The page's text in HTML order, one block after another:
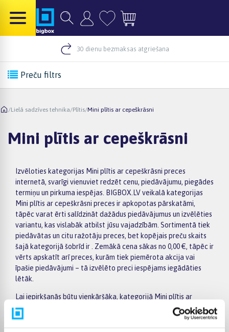
30 dienu bezmaksas atgriešana
Preču filtrs
/Lielā sadzīves tehnika/Plītis/Mini plītis ar cepeškrāsni
Mini plītis ar cepeškrāsni
Izvēloties kategorijas Mini plītis ar cepeškrāsni preces
internetā, svarīgi vienuviet redzēt cenu, piedāvājumu, piegādes
termiņu un pirkuma iespējas. BIGBOX.LV veikalā kategorijas
Mini plītis ar cepeškrāsni preces ir apkopotas pārskatāmi,
tāpēc varat ērti salīdzināt dažādus piedāvājumus un izvēlēties
variantu, kas vislabāk atbilst jūsu vajadzībām. Sortimentā tiek
piedāvātas un citu ražotāju preces, bet kopējais preču skaits
šajā kategorijā šobrīd ir . Zemākā cena sākas no 0,00 €, tāpēc ir
vērts apskatīt arī preces, kurām tiek piemērota akcija vai
īpašie piedāvājumi – tā izvēlēto preci iespējams iegādāties
lētāk.
Lai iepirkšanās būtu vienkāršāka, kategorijā Mini plītis ar
cepeškrāsni varat izmantot filtrus un ātri atlasīt preces pēc
ražotāja, cenas, īpašībām vai citiem aktuāliem kritērijiem.